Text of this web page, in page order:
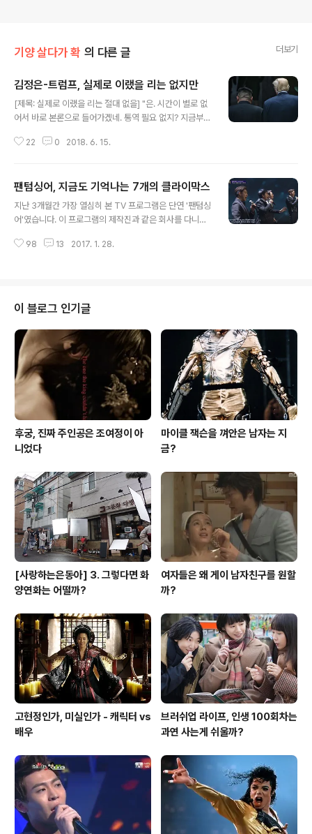
기양 살다가 확 의 다른 글 더보기
김정은-트럼프, 실제로 이랬을 리는 없지만
[제목: 실제로 이랬을 리는 절대 없을] "은. 시간이 별로 없
어서 바로 본론으로 들어가겠네. 통역 필요 없지? 지금부터
며 속사포처럼 말을 쏟아냈다. 뭐라는 거야, 대꾸할 새도 없
있었다. 43:36, 43:35, 43:34... 방에 들어온지 2분도 지
나지 않아 이 키 큰 백인 남자와 단 둘만 남게 되고 보니 위
산이 식도를 타고 올라오는게 느껴졌다. 은은 콜라를 마시
이 됐다고 생각하나?" 뭐지? 이건 누구나 다 아는 거 아닌
22 0 2018. 6. 15.
팬텀싱어, 지금도 기억나는 7개의 클라이막스
지난 3개월간 가장 열심히 본 TV 프로그램은 단연 '팬텀싱
어'였습니다. 이 프로그램의 제작진과 같은 회사를 다니고
각하실 수도 있겠지만, 사실 그렇지는 않습니다. JTBC의
를 들은 게 전부입니다. 그 뒤로는 방송이 시작될 때까지 아
무 사전 정보도 들은 게 없었습니다. (방송이 끝나 이 글을
쓰고 있는 지금도, 저 역시 그냥 시청자 중 한 사람의 입장
일 뿐입니다.) 아무튼 첫 방송. 다소 싱겁게 시작했습니다.
무슨 거창한 세레모니도, 의미 부여도 없이 곧바로 출연자
들이 한 ..
98 13 2017. 1. 28.
이 블로그 인기글
후궁, 진짜 주인공은 조여정이 아
니었다
마이클 잭슨을 껴안은 남자는 지
금?
[사랑하는은동아] 3. 그렇다면 화
양연화는 어떨까?
여자들은 왜 게이 남자친구를 원할
까?
고현정인가, 미실인가 - 캐릭터 vs
배우
브러쉬업 라이프, 인생 100회차는
과연 사는게 쉬울까?